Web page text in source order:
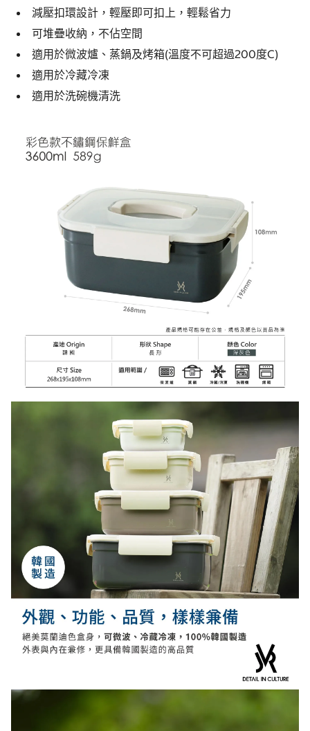
減壓扣環設計，輕壓即可扣上，輕鬆省力
可堆疊收納，不佔空間
適用於微波爐、蒸鍋及烤箱(溫度不可超過200度C)
適用於冷藏冷凍
適用於洗碗機清洗